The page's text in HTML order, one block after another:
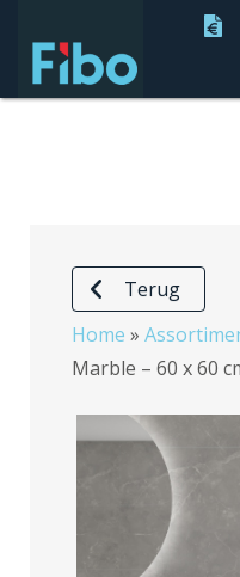
naar
Terug
Home »
Marble – 60 x 60